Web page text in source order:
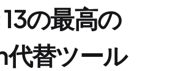
の最高の
替ツール